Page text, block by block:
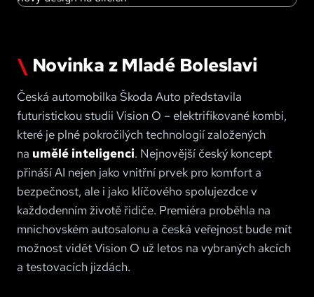
Novinka z Mladé Boleslavi
Česká automobilka Škoda Auto představila
futuristickou studii Vision O – elektrifikované kombi,
které je plné pokročilých technologií založených
na umělé inteligenci. Nejnovější český koncept
přináší AI nejen jako vnitřní prvek pro komfort a
bezpečnost, ale i jako klíčového spolujezdce v
každodenním životě řidiče. Premiéra proběhla na
mnichovském autosalonu a česká veřejnost bude mít
možnost vidět Vision O už letos na vybraných akcích
a testovacích jizdách.